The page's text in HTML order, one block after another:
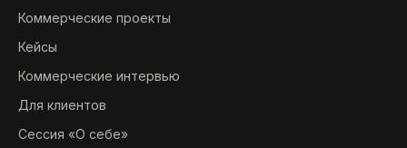
Коммерческие проекты
Кейсы
Коммерческие интервью
Для клиентов
Сессия «О себе»